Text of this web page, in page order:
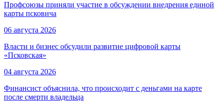
Профсоюзы приняли участие в обсуждении внедрения единой
карты псковича
06 августа 2026
Власти и бизнес обсудили развитие цифровой карты
«Псковская»
04 августа 2026
Финансист объяснила, что происходит с деньгами на карте
после смерти владельца